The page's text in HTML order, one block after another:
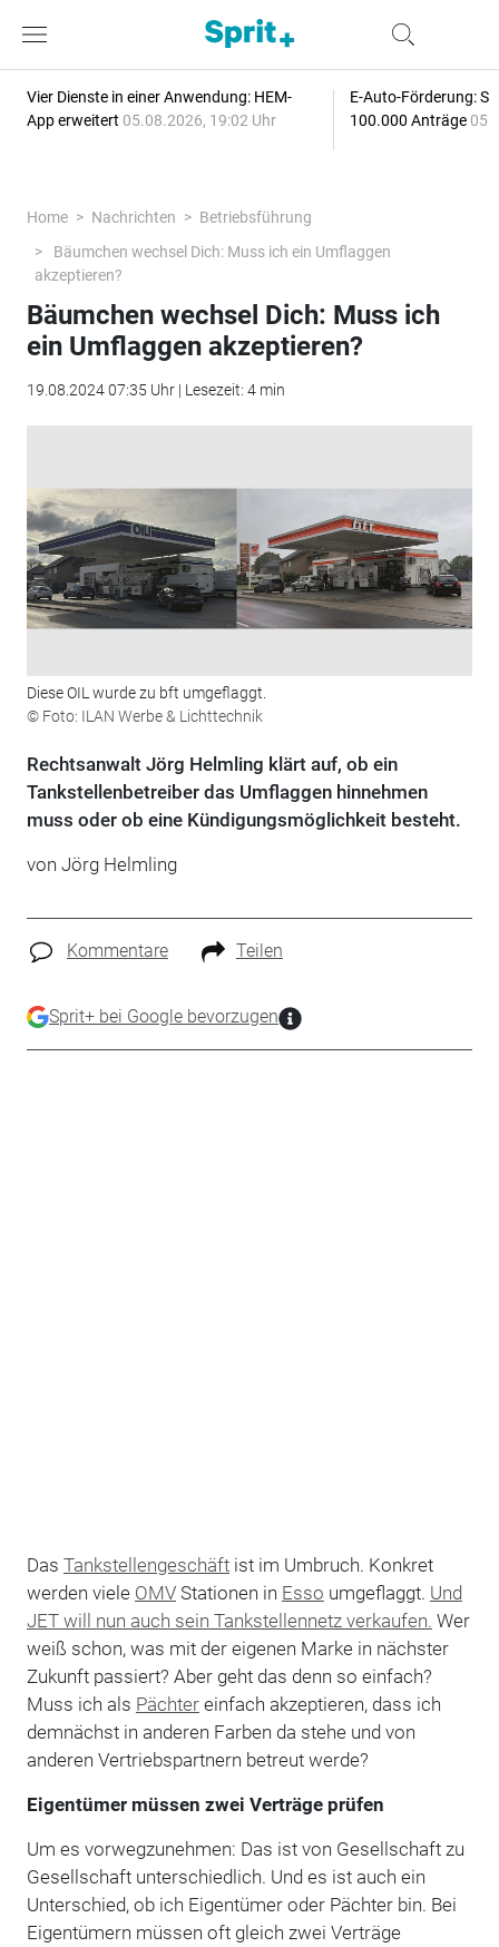
Vier Dienste in einer Anwendung: HEM-
App erweitert 05.08.2026, 19:02 Uhr
E-Auto-Förderung:
100.000 Anträge
Home Nachrichten
Betriebsführung
Bäumchen wechsel Dich: Muss ich ein Umflaggen
akzeptieren?
Bäumchen wechsel Dich: Muss ich
ein Umflaggen akzeptieren?
19.08.2024 07:35 Uhr | Lesezeit: 4 min
Diese OIL wurde zu bft umgeflaggt.
© Foto: ILAN Werbe & Lichttechnik
Rechtsanwalt Jörg Helmling klärt auf, ob ein
Tankstellenbetreiber das Umflaggen hinnehmen
muss oder ob eine Kündigungsmöglichkeit besteht.
von Jörg Helmling
Kommentare Teilen
Sprit+ bei Google bevorzugen
Das Tankstellengeschäftist im Umbruch. Konkret
werden viele OMVStationen in Esso umgeflaggt. Und
JET will nun auch sein Tankstellennetz verkaufen. Wer
weiß schon, was mit der eigenen Marke in nächster
Zukunft passiert? Aber geht das denn so einfach?
Muss ich als Pächtereinfach akzeptieren, dass ich
demnächst in anderen Farben da stehe und von
anderen Vertriebspartnern betreut werde?
Eigentümer müssen zwei Verträge prüfen
Um es vorwegzunehmen: Das ist von Gesellschaft zu
Gesellschaft unterschiedlich. Und es ist auch ein
Unterschied, ob ich Eigentümer oder Pächter bin. Bei
Eigentümern müssen oft gleich zwei Verträge